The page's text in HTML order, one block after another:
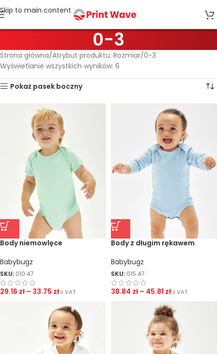
Skip to main content
0-3
Strona główna Atrybut produktu: Rozmiar 0-3
Wyświetlanie wszystkich wyników: 6
Pokaż pasek boczny
Body niemowlęce
Babybugz
SKU: 010.47
29.16 zł – 33.75 zł z VAT
Body z długim rękawem
Babybugz
SKU: 015.47
38.84 zł – 45.81 zł z VAT